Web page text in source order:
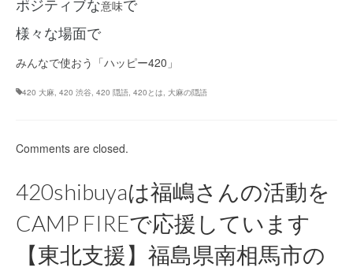
ポジティブな意味で
様々な場面で
みんなで使おう「ハッピー420」
420 大麻 420 渋谷 420 隠語 420とは 大麻の隠語
Comments are closed.
420shibuyaは福嶋さんの活動を
CAMP FIREで応援しています
【東北支援】福島県南相馬市の